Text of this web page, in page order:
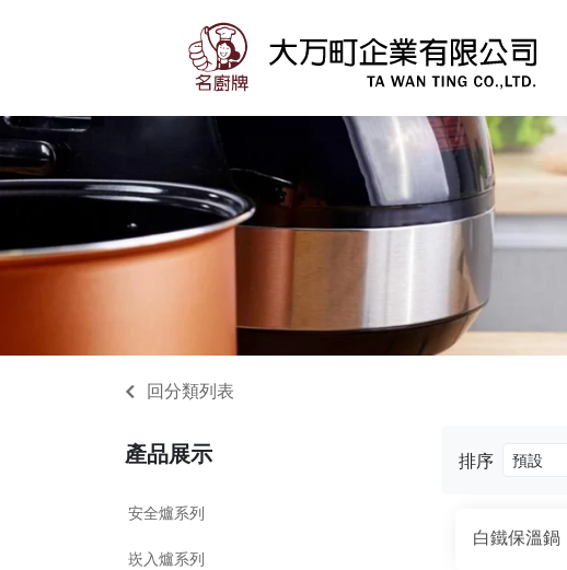
回分類列表
排序
白鐵保溫鍋
產品展示
安全爐系列
崁入爐系列